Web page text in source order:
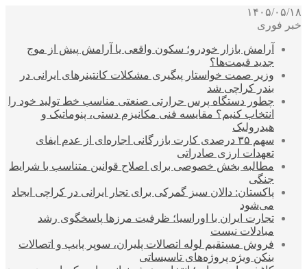
۱۴۰۵/۰۵/۱۸
خبر فوری
آرامش بازار خودرو؛ سکون واقعی یا آرامش پیش از موج
جدید قیمت‌ها؟
وزیر صمت خواستار پیگیری مشکلات کانتینرهای ایرانی در
بندر کراچی شد
چطور دستگاه پرس حرارتی صنعتی مناسب خط تولید خود را
انتخاب کنیم؟ مقایسه فنی مکانیزم دستی، پنوماتیک و
هیدرولیک
سهم ۳۵ درصدی کارت بازرگانی اجاره‌ای از عدم ایفای
تعهدات ارزی صادراتی
مطالبه بخش خصوصی برای اصلاح قوانین متناسب با شرایط
جنگی
پاکستان: دالان سبز گمرکی برای تجار ایرانی در کراچی ایجاد
می‌شود
تجارت ایران با اوراسیا؛ ظرفیت مرزها پاسخگوی رشد
مبادلات نیست
فروش مستقیم لوله اتصالات پلیران، سوپر پایپ و اتصالات
بنکن ویژه پروژه‌های تاسیساتی